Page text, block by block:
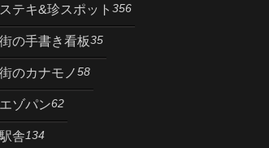
テキ&珍スポット 356
の手書き看板35
のカナモノ58
ゾパン62
舎134